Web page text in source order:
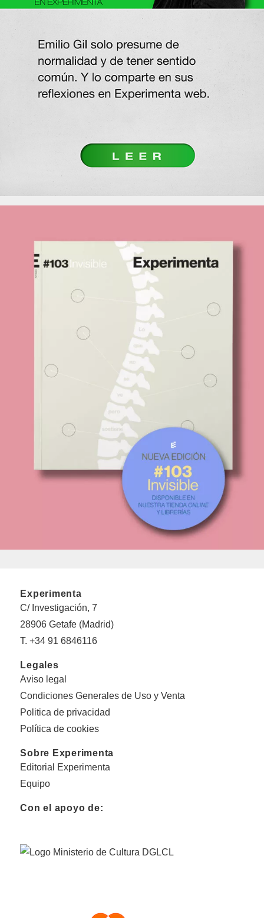
Experimenta
C/ Investigación, 7
28906 Getafe (Madrid)
T. +34 91 6846116
Legales
Aviso legal
Condiciones Generales de Uso y Venta
Politica de privacidad
Política de cookies
Sobre Experimenta
Editorial Experimenta
Equipo
Con el apoyo de: